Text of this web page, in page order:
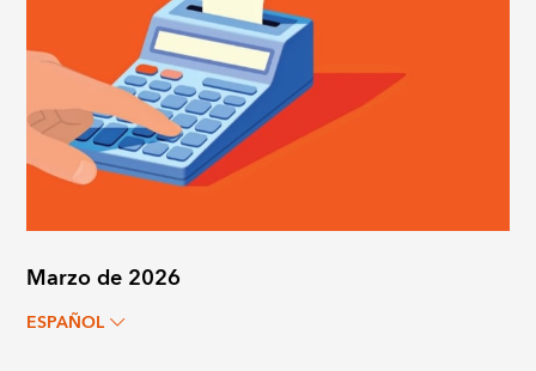
Marzo de 2026
ESPAÑOL